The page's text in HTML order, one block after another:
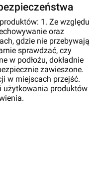
1. Ze względu
oraz
gdzie nie przebywają
sprawdzać, czy
w podłożu, dokładnie
zawieszone.
w miejscach przejść.
użytkowania produktów